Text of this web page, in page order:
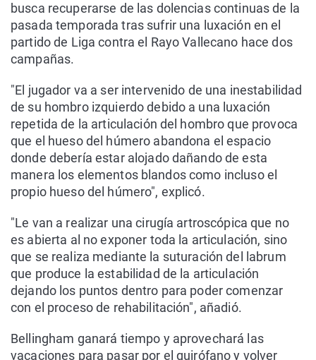
busca recuperarse de las dolencias continuas de la
pasada temporada tras sufrir una luxación en el
partido de Liga contra el Rayo Vallecano hace dos
campañas.
"El jugador va a ser intervenido de una inestabilidad
de su hombro izquierdo debido a una luxación
repetida de la articulación del hombro que provoca
que el hueso del húmero abandona el espacio
donde debería estar alojado dañando de esta
manera los elementos blandos como incluso el
propio hueso del húmero", explicó.
"Le van a realizar una cirugía artroscópica que no
es abierta al no exponer toda la articulación, sino
que se realiza mediante la suturación del labrum
que produce la estabilidad de la articulación
dejando los puntos dentro para poder comenzar
con el proceso de rehabilitación", añadió.
Bellingham ganará tiempo y aprovechará las
vacaciones para pasar por el quirófano y volver